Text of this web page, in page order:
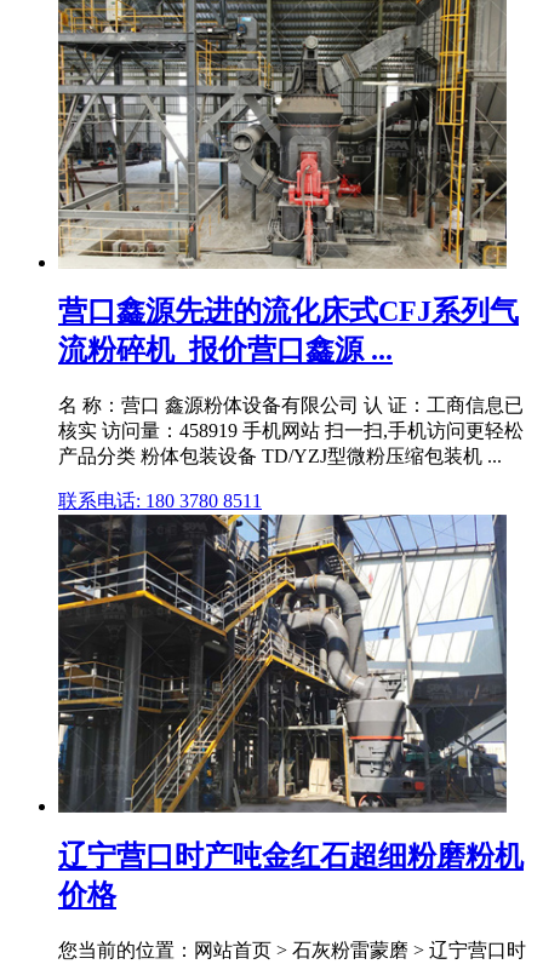
营口鑫源先进的流化床式CFJ系列气
流粉碎机_报价营口鑫源 ...
名 称：营口 鑫源粉体设备有限公司 认 证：工商信息已
核实 访问量：458919 手机网站 扫一扫,手机访问更轻松
产品分类 粉体包装设备 TD/YZJ型微粉压缩包装机 ...
联系电话: 180 3780 8511
辽宁营口时产吨金红石超细粉磨粉机
价格
您当前的位置：网站首页 > 石灰粉雷蒙磨 > 辽宁营口时